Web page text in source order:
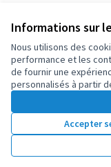
Informations sur
Nous utilisons des
performance et les
de fournir une
personnalisés à partir
Accepter
Conditions d'utilisation
Paramètres des cookies
OIDP sur X
(Lien externe)
OIDP sur Facebook
(Lien externe)
OIDP sur
(Lien externe)
Français
Choose language
Site réalisé grâce au